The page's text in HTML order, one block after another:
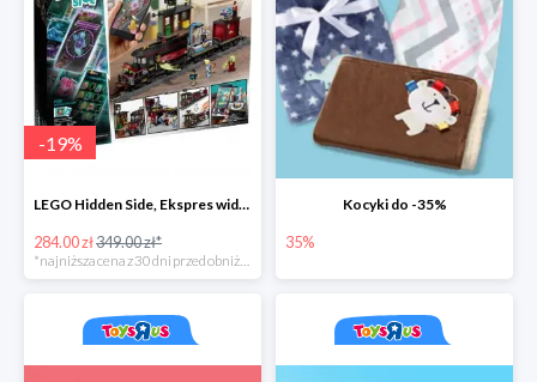
-19%
LEGO Hidden Side, Ekspres widmo
284.00 zł349.00 zł*
*najniższa cena z 30 dni przed obniżką
Kocyki do -35%
35%